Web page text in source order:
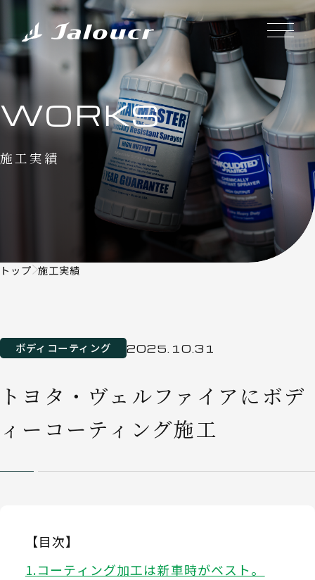
WORKS
施工実績
トップ 施工実績
ボディコーティング 2025.10.31
トヨタ・ヴェルファイアにボデ
ィーコーティング施工
【目次】
コーティング加工は新車時がベスト。